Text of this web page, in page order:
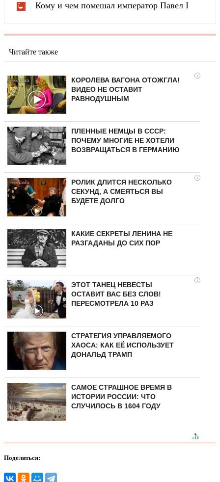
Кому и чем помешал император Павел I
Читайте также
i
КОРОЛЕВА ВАГОНА ОТОЖГЛА!
ВИДЕО НЕ ОСТАВИТ
РАВНОДУШНЫМ
ПЛЕННЫЕ НЕМЦЫ В СССР:
ПОЧЕМУ МНОГИЕ НЕ ХОТЕЛИ
ВОЗВРАЩАТЬСЯ В ГЕРМАНИЮ
i
РОЛИК ДЛИТСЯ НЕСКОЛЬКО
СЕКУНД, А СМЕЯТЬСЯ ВЫ
БУДЕТЕ ДОЛГО
КАКИЕ СЕКРЕТЫ ЛЕНИНА НЕ
РАЗГАДАНЫ ДО СИХ ПОР
i
ЭТОТ ТАНЕЦ НЕВЕСТЫ
ОСТАВИТ ВАС БЕЗ СЛОВ!
ПЕРЕСМОТРЕЛА 10 РАЗ
СТРАТЕГИЯ УПРАВЛЯЕМОГО
ХАОСА: КАК ЕЁ ИСПОЛЬЗУЕТ
ДОНАЛЬД ТРАМП
САМОЕ СТРАШНОЕ ВРЕМЯ В
ИСТОРИИ РОССИИ: ЧТО
СЛУЧИЛОСЬ В 1604 ГОДУ
Поделиться: